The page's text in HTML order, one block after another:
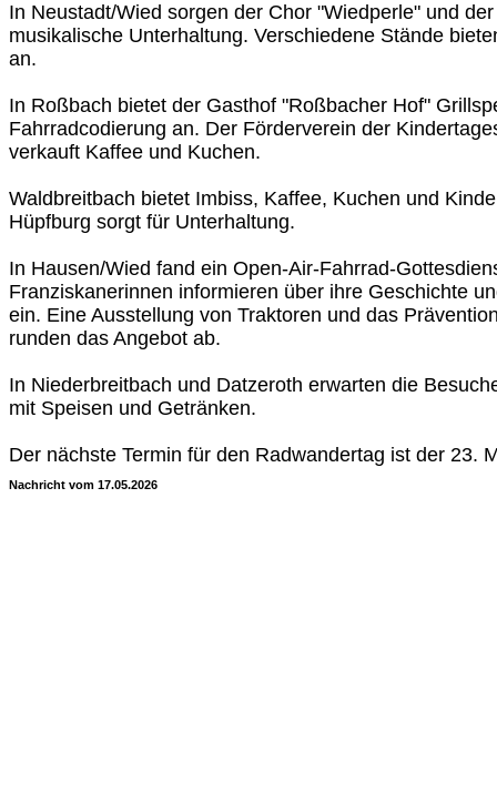
In Neustadt/Wied sorgen der Chor "Wiedperle" und
musikalische Unterhaltung. Verschiedene Stände
an.
In Roßbach bietet der Gasthof "Roßbacher Hof"
Fahrradcodierung an. Der Förderverein der
verkauft Kaffee und Kuchen.
Waldbreitbach bietet Imbiss, Kaffee, Kuchen und
Hüpfburg sorgt für Unterhaltung.
In Hausen/Wied fand ein Open-Air-Fahrrad-
Franziskanerinnen informieren über ihre Geschichte
ein. Eine Ausstellung von Traktoren und das
runden das Angebot ab.
In Niederbreitbach und Datzeroth erwarten die
mit Speisen und Getränken.
Der nächste Termin für den Radwandertag ist der 23.
Nachricht vom 17.05.2026